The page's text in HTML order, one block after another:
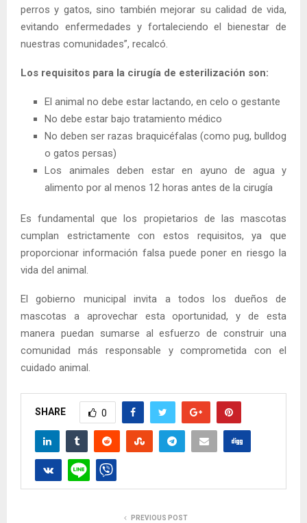
perros y gatos, sino también mejorar su calidad de vida,
evitando enfermedades y fortaleciendo el bienestar de
nuestras comunidades”, recalcó.
Los requisitos para la cirugía de esterilización son:
El animal no debe estar lactando, en celo o gestante
No debe estar bajo tratamiento médico
No deben ser razas braquicéfalas (como pug, bulldog
o gatos persas)
Los animales deben estar en ayuno de agua y
alimento por al menos 12 horas antes de la cirugía
Es fundamental que los propietarios de las mascotas
cumplan estrictamente con estos requisitos, ya que
proporcionar información falsa puede poner en riesgo la
vida del animal.
El gobierno municipal invita a todos los dueños de
mascotas a aprovechar esta oportunidad, y de esta
manera puedan sumarse al esfuerzo de construir una
comunidad más responsable y comprometida con el
cuidado animal.
SHARE 0
PREVIOUS POST